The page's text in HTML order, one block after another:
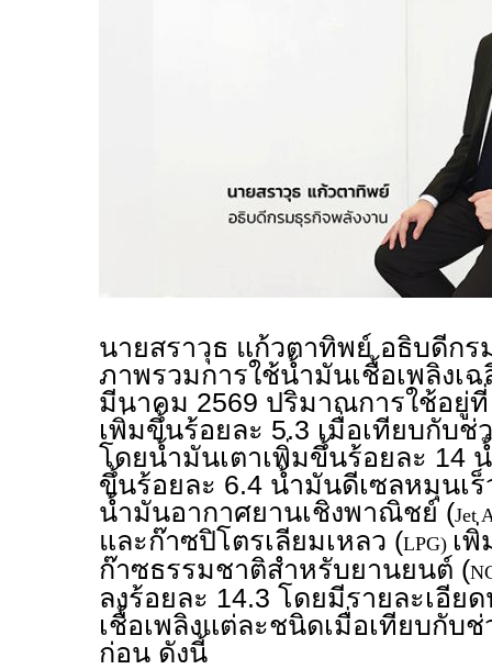
นายสราวุธ แก้วตาทิพย์ อธิบดีกร
ภาพรวมการใช้น้ำมันเชื้อเพลิงเ
มีนาคม 2569 ปริมาณการใช้อยู่
เพิ่มขึ้นร้อยละ 5.3 เมื่อเทียบกับช่
โดยน้ำมันเตาเพิ่มขึ้นร้อยละ 14
ขึ้นร้อยละ 6.4 น้ำมันดีเซลหมุนเ
น้ำมันอากาศยานเชิงพาณิชย์ (Jet
และก๊าซปิโตรเลียมเหลว (LPG) เ
ก๊าซธรรมชาติสำหรับยานยนต์ (
ลงร้อยละ 14.3 โดยมีรายละเอี
เชื้อเพลิงแต่ละชนิดเมื่อเทียบกับช่
ก่อน ดังนี้